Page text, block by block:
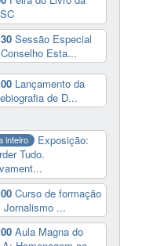
Sessão Especial
Esta...
Lançamento da
de D...
inteiro
Exposição:
Tudo.
Curso de formação
Jornalismo ...
Aula Magna do